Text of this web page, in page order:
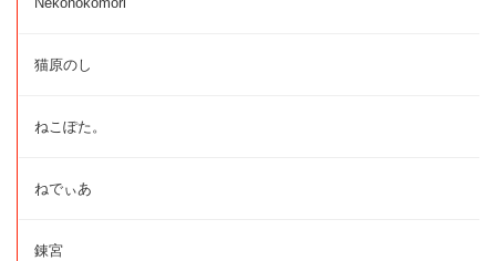
猫原のし
ねこぽた。
ねでぃあ
錬宮